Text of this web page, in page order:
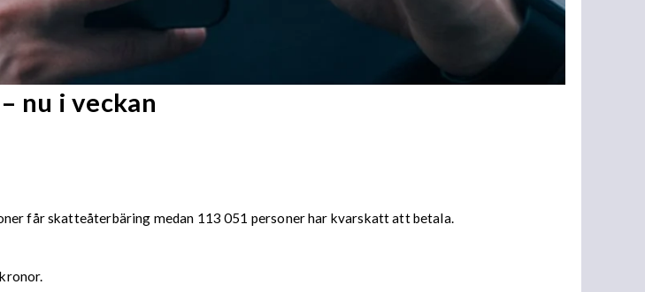
nu i veckan
får skatteåterbäring medan 113 051 personer har kvarskatt att betala.